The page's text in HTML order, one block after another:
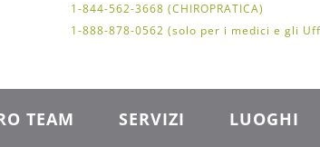
1-844-562-3668 (CHIROPRATICA)
1-888-878-0562 (solo per i medici e gli
TEAM SERVIZI LUOGHI